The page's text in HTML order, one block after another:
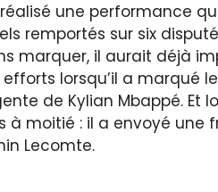
une performance
remportés sur six
marquer, il aurait déjà
lorsqu’il a marqué
de Kylian Mbappé. Et
à moitié : il a envoyé une
Lecomte.